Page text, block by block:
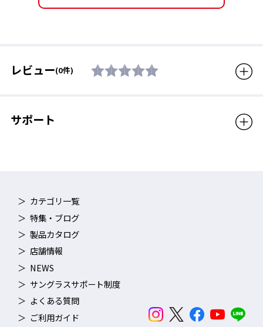
レビュー(0件)
サポート
カテゴリ一覧
特集・ブログ
製品カタログ
店舗情報
NEWS
サングラスサポート制度
よくある質問
ご利用ガイド